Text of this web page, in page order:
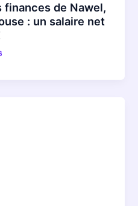
de Nawel,
: un salaire net